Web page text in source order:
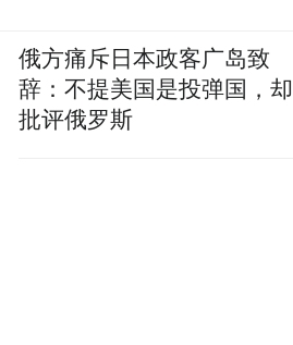
俄方痛斥日本政客广岛致
辞：不提美国是投弹国，却
批评俄罗斯